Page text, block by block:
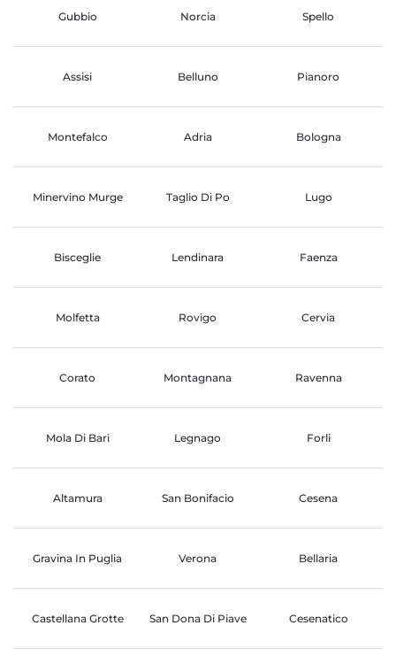
Gubbio Norcia Spello
Assisi Belluno Pianoro
Montefalco Adria Bologna
Minervino Murge Taglio Di Po Lugo
Bisceglie Lendinara Faenza
Molfetta Rovigo Cervia
Corato Montagnana Ravenna
Mola Di Bari Legnago Forli
Altamura San Bonifacio Cesena
Gravina In Puglia Verona Bellaria
Castellana Grotte San Dona Di Piave Cesenatico